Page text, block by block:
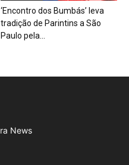
‘Encontro dos Bumbás’ leva
tradição de Parintins a São
Paulo pela...